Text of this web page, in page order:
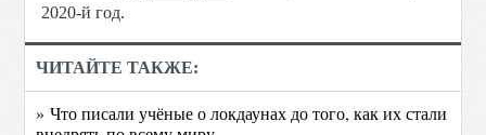
2020-й год.
ЧИТАЙТЕ ТАКЖЕ:
» Что писали учёные о локдаунах до того, как их стали